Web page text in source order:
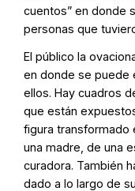
cuentos” en donde
personas que
El público la
en donde se puede
ellos. Hay cuadros
que están
figura transformado
una madre, de una
curadora. También
dado a lo largo de